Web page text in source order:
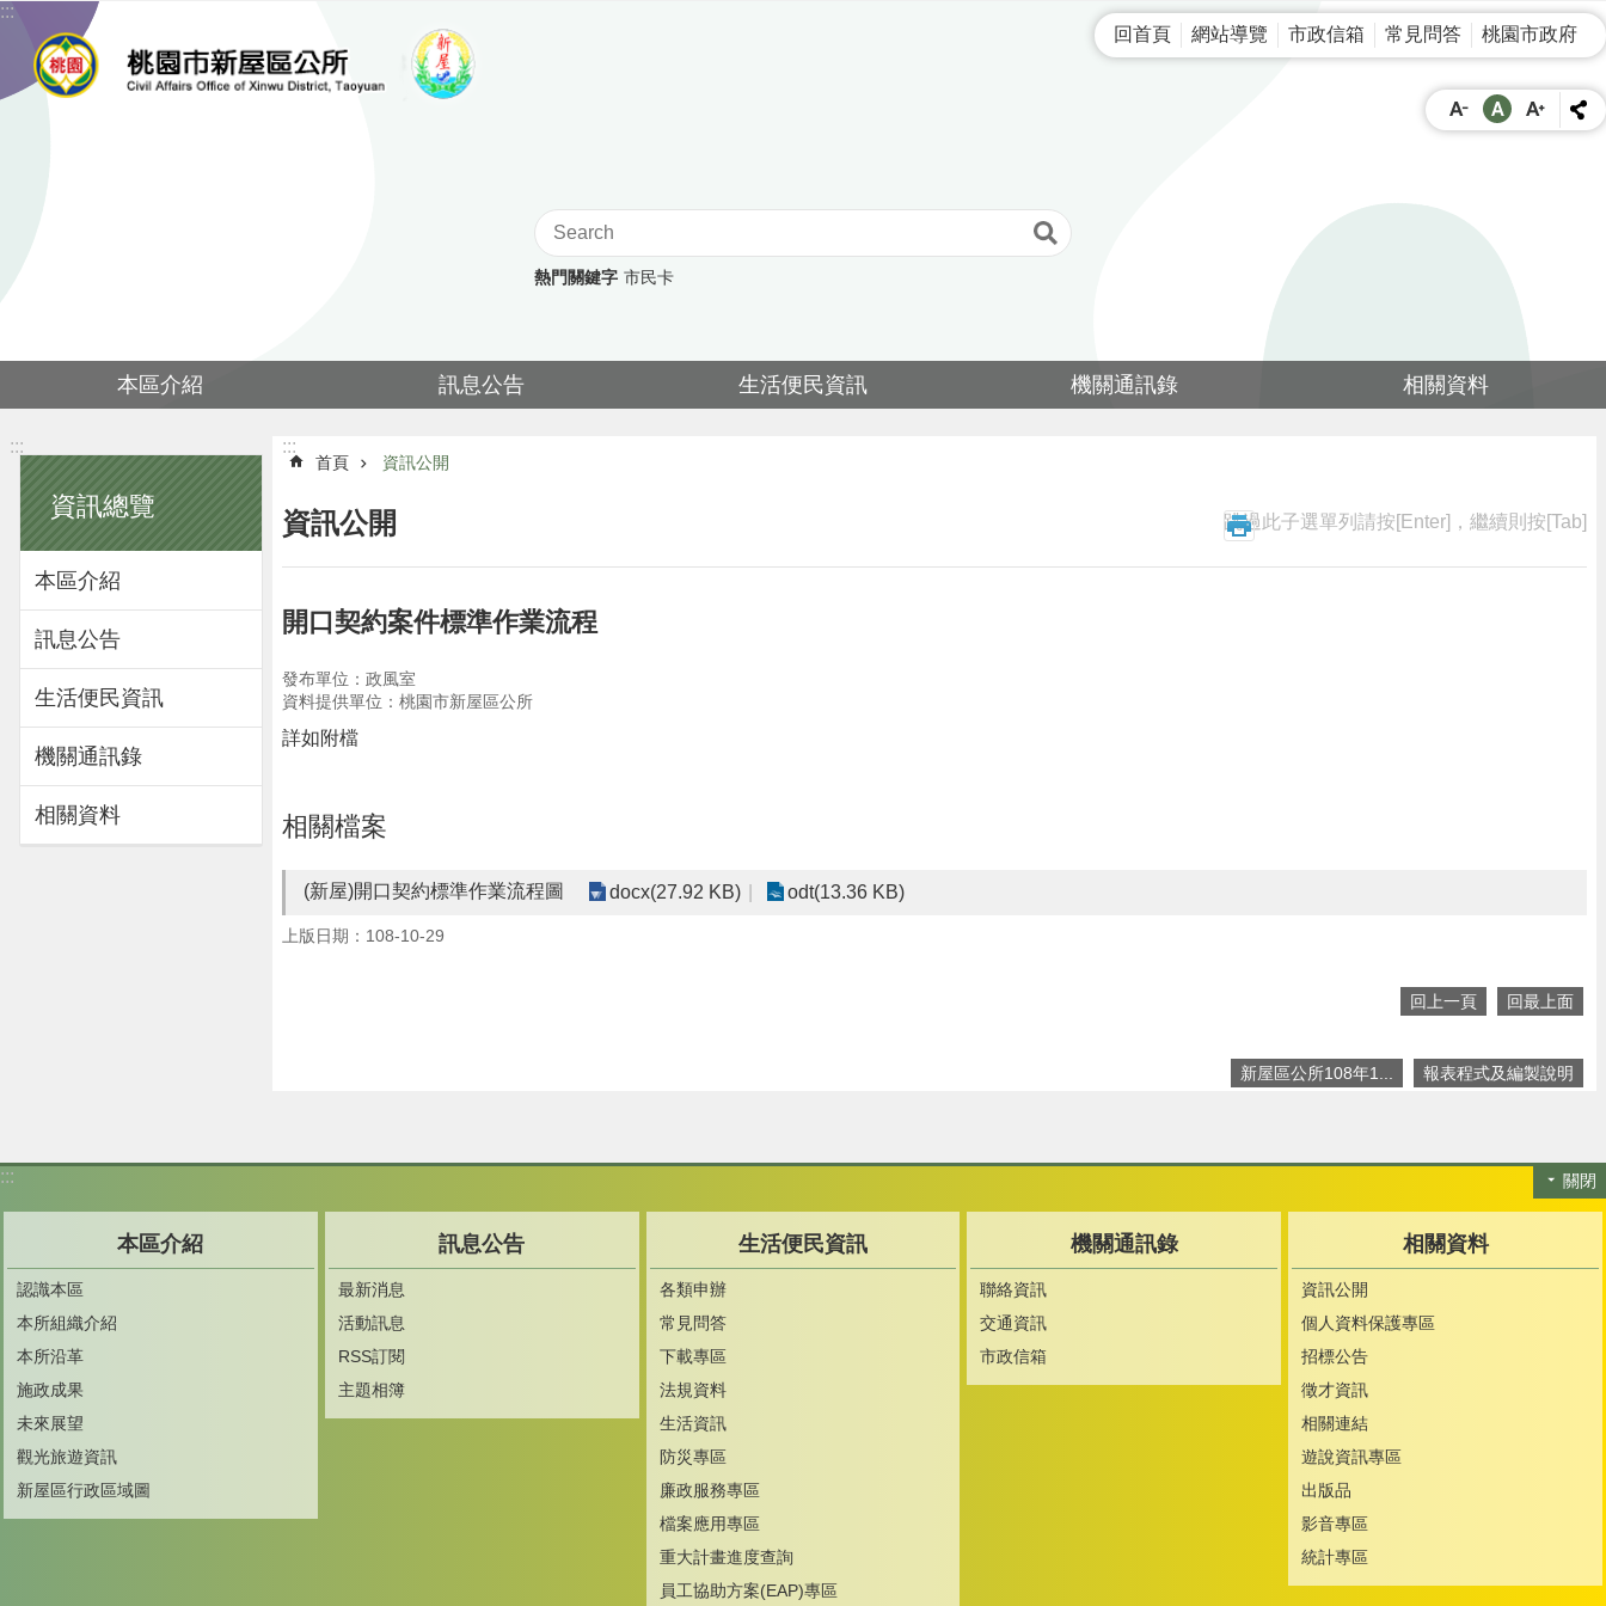
跳到主要內容區塊
:::
回首頁
網站導覽 市政信箱 常見問答 桃園市政府
熱門關鍵字 市民卡
本區介紹 訊息公告 生活便民資訊 機關通訊錄 相關資料
:::
資訊總覽
本區介紹
訊息公告
生活便民資訊
機關通訊錄
相關資料
:::
首頁 資訊公開
資訊公開 跳過此子選單列請按[Enter]，繼續則按[Tab]
開口契約案件標準作業流程
發布單位：政風室
資料提供單位：桃園市新屋區公所
詳如附檔
相關檔案
(新屋)開口契約標準作業流程圖 docx(27.92 KB) odt(13.36 KB)
上版日期：108-10-29
回上一頁 回最上面
新屋區公所108年1... 報表程式及編製說明
關閉
:::
本區介紹
認識本區
本所組織介紹
本所沿革
施政成果
未來展望
觀光旅遊資訊
新屋區行政區域圖
訊息公告
最新消息
活動訊息
RSS訂閱
主題相簿
生活便民資訊
各類申辦
常見問答
下載專區
法規資料
生活資訊
防災專區
廉政服務專區
檔案應用專區
重大計畫進度查詢
員工協助方案(EAP)專區
機關通訊錄
聯絡資訊
交通資訊
市政信箱
相關資料
資訊公開
個人資料保護專區
招標公告
徵才資訊
相關連結
遊說資訊專區
出版品
影音專區
統計專區